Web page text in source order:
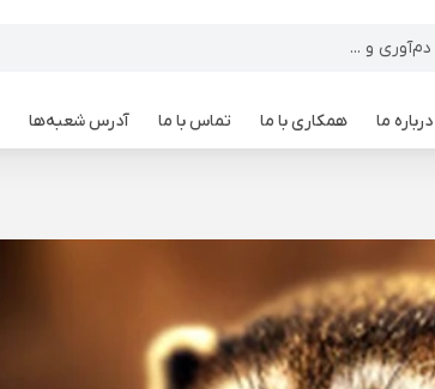
درباره ما همکاری با ما تماس با ما آدرس شعبه‌ها